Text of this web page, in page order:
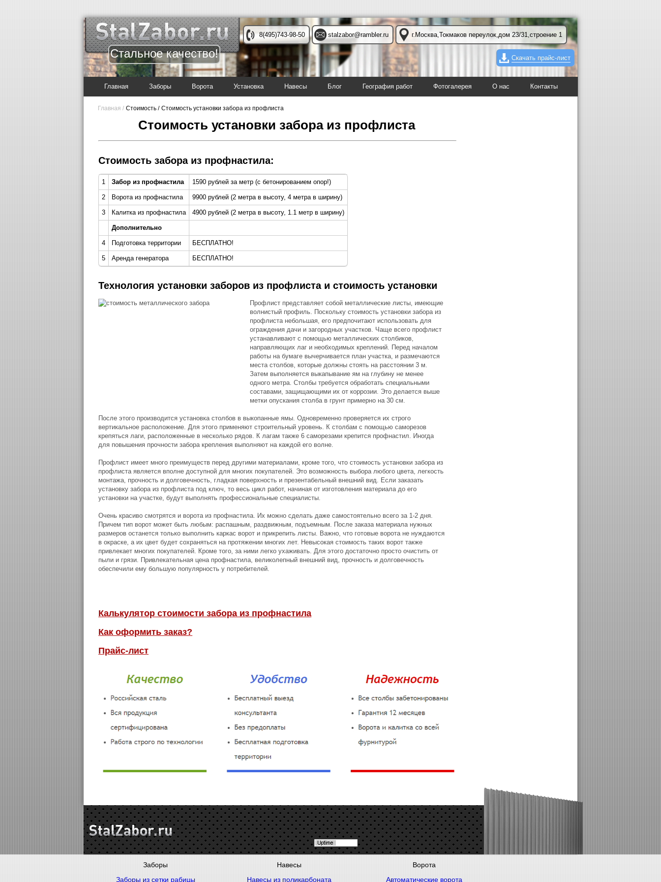
Стальное качество!
8(495)743-98-50 stalzabor@rambler.ru г.Москва,Токмаков переулок,дом 23/31,строение 1
Скачать прайс-лист
Главная Заборы Ворота Установка Навесы Блог География работ Фотогалерея О нас Контакты
Главная / Стоимость / Стоимость установки забора из профлиста
Стоимость установки забора из профлиста
Стоимость забора из профнастила:
1 Забор из профнастила 1590 рублей за метр (с бетонированием опор!)
2 Ворота из профнастила 9900 рублей (2 метра в высоту, 4 метра в ширину)
3 Калитка из профнастила 4900 рублей (2 метра в высоту, 1.1 метр в ширину)
Дополнительно
4 Подготовка территории БЕСПЛАТНО!
5 Аренда генератора БЕСПЛАТНО!
Технология установки заборов из профлиста и стоимость установки
Профлист представляет собой металлические листы, имеющие
волнистый профиль. Поскольку стоимость установки забора из
профлиста небольшая, его предпочитают использовать для
ограждения дачи и загородных участков. Чаще всего профлист
устанавливают с помощью металлических столбиков,
направляющих лаг и необходимых креплений. Перед началом
работы на бумаге вычерчивается план участка, и размечаются
места столбов, которые должны стоять на расстоянии 3 м.
Затем выполняется выкапывание ям на глубину не менее
одного метра. Столбы требуется обработать специальными
составами, защищающими их от коррозии. Это делается выше
метки опускания столба в грунт примерно на 30 см.
После этого производится установка столбов в выкопанные ямы. Одновременно проверяется их строго
вертикальное расположение. Для этого применяют строительный уровень. К столбам с помощью саморезов
крепяться лаги, расположенные в несколько рядов. К лагам также 6 саморезами крепится профнастил. Иногда
для повышения прочности забора крепления выполняют на каждой его волне.
Профлист имеет много преимуществ перед другими материалами, кроме того, что стоимость установки забора из
профлиста является вполне доступной для многих покупателей. Это возможность выбора любого цвета, легкость
монтажа, прочность и долговечность, гладкая поверхность и презентабельный внешний вид. Если заказать
установку забора из профлиста под ключ, то весь цикл работ, начиная от изготовления материала до его
установки на участке, будут выполнять профессиональные специалисты.
Очень красиво смотрятся и ворота из профнастила. Их можно сделать даже самостоятельно всего за 1-2 дня.
Причем тип ворот может быть любым: распашным, раздвижным, подъемным. После заказа материала нужных
размеров останется только выполнить каркас ворот и прикрепить листы. Важно, что готовые ворота не нуждаются
в окраске, а их цвет будет сохраняться на протяжении многих лет. Невысокая стоимость таких ворот также
привлекает многих покупателей. Кроме того, за ними легко ухаживать. Для этого достаточно просто очистить от
пыли и грязи. Привлекательная цена профнастила, великолепный внешний вид, прочность и долговечность
обеспечили ему большую популярность у потребителей.
Калькулятор стоимости забора из профнастила
Как оформить заказ?
Прайс-лист
Заборы Навесы
Ворота
Заборы из сетки рабицы
Навесы из поликарбоната Автоматические ворота